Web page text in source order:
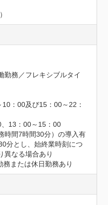
勤務／フレキシブルタイ
：00及び15：00～22：
13：00～15：00
時間7時間30分）の導入有
分とし、始終業時刻につ
異なる場合あり
または休日勤務あり